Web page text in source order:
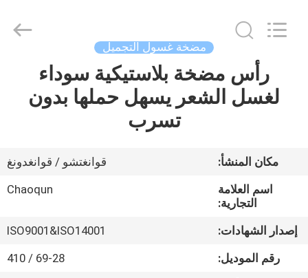
منزل،
بيت
معلومات
جولة
Industry
مضخة غسول التجميل
رأس مضخة بلاستيكية سوداء
لغسل الشعر يسهل حملها بدون
تسرب
مكان المنشأ:
قوانغتشو / قوانغدونغ
اسم العلامة
التجارية:
Chaoqun
إصدار الشهادات:
ISO9001&ISO14001
رقم الموديل:
69-28 / 410